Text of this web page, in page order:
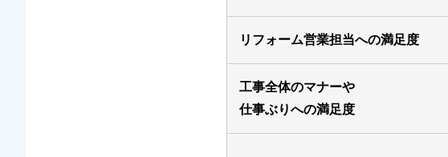
リフォーム営業担当への満足度
工事全体のマナーや
仕事ぶりへの満足度